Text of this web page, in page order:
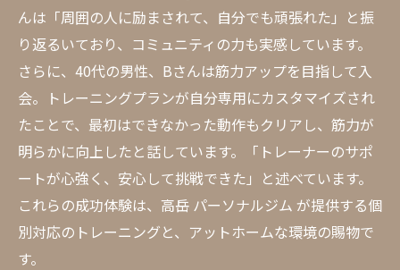
んは「周囲の人に励まされて、自分でも頑張れた」と振
り返るいており、コミュニティの力も実感しています。
さらに、40代の男性、Bさんは筋力アップを目指して入
会。トレーニングプランが自分専用にカスタマイズされ
たことで、最初はできなかった動作もクリアし、筋力が
明らかに向上したと話しています。「トレーナーのサポ
ートが心強く、安心して挑戦できた」と述べています。
これらの成功体験は、高岳 パーソナルジム が提供する個
別対応のトレーニングと、アットホームな環境の賜物で
す。